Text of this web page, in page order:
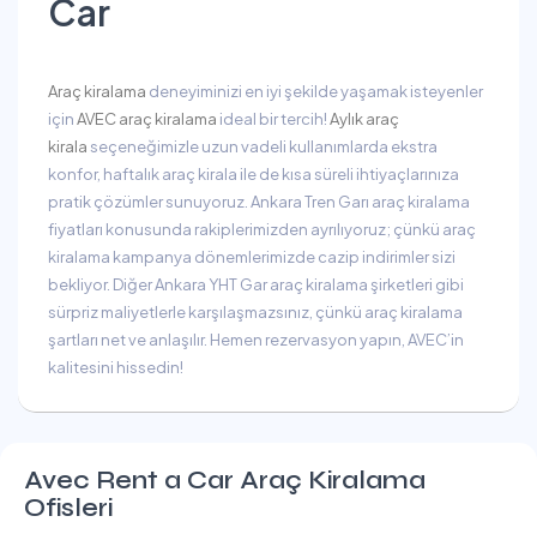
Car
Araç kiralama deneyiminizi en iyi şekilde yaşamak isteyenler
içinAVEC araç kiralama ideal bir tercih!Aylık araç
kirala seçeneğimizle uzun vadeli kullanımlarda ekstra
konfor, haftalık araç kirala ile de kısa süreli ihtiyaçlarınıza
pratik çözümler sunuyoruz. Ankara Tren Garı araç kiralama
fiyatları konusunda rakiplerimizden ayrılıyoruz; çünkü araç
kiralama kampanya dönemlerimizde cazip indirimler sizi
bekliyor. Diğer Ankara YHT Gar araç kiralama şirketleri gibi
sürpriz maliyetlerle karşılaşmazsınız, çünkü araç kiralama
şartları net ve anlaşılır. Hemen rezervasyon yapın, AVEC’in
kalitesini hissedin!
Avec Rent a Car Araç Kiralama
Ofisleri